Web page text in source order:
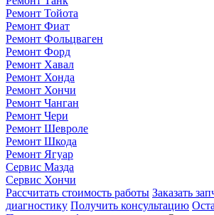
Ремонт Тойота
Ремонт Фиат
Ремонт Фольцваген
Ремонт Форд
Ремонт Хавал
Ремонт Хонда
Ремонт Хончи
Ремонт Чанган
Ремонт Чери
Ремонт Шевроле
Ремонт Шкода
Ремонт Ягуар
Сервис Мазда
Сервис Хончи
Рассчитать стоимость работы Заказать
диагностику Получить консультацию